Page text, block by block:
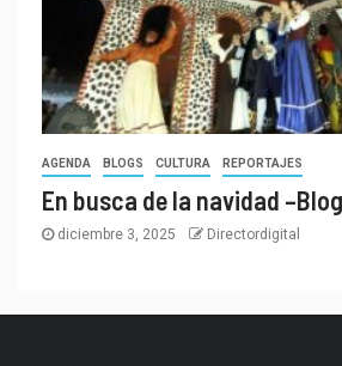
AGENDA BLOGS CULTURA REPORTAJES
En busca de la navidad –Blog
diciembre 3, 2025 Directordigital